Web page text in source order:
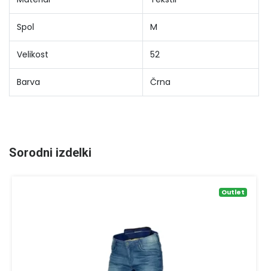
Spol M
Velikost 52
Barva Črna
Sorodni izdelki
Outlet